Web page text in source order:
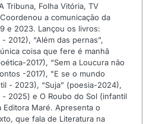
Tribuna, Folha Vitória, TV
a comunicação da
e 2023. Lançou os livros:
2012), “Além das pernas”,
coisa que fere é manhã
2017), “Sem a Loucura não
-2017), "E se o mundo
- 2023), “Suja” (poesia-2024),
- 2025) e O Roubo do Sol (infantil
Maré. Apresenta o
que fala de Literatura na